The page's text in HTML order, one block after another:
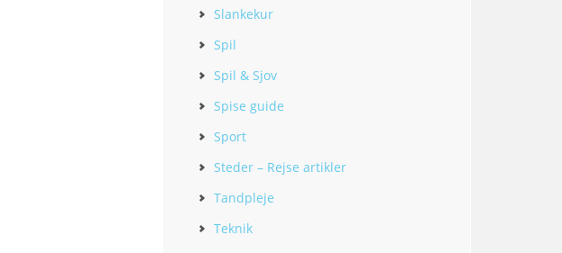
Slankekur
Spil
Spil & Sjov
Spise guide
Sport
Steder – Rejse artikler
Tandpleje
Teknik